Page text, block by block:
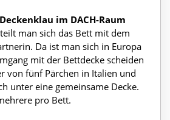
im DACH-Raum
man sich das Bett mit dem
Da ist man sich in Europa
mit der Bettdecke scheiden
von fünf Pärchen in Italien und
unter eine gemeinsame Decke.
pro Bett.